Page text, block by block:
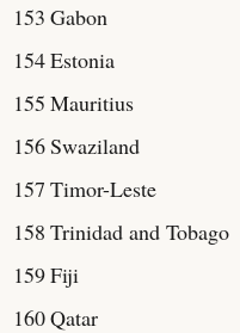
153 Gabon
154Estonia
155 Mauritius
156Swaziland
157 Timor-Leste
158 Trinidad and Tobago
159Fiji
160Qatar